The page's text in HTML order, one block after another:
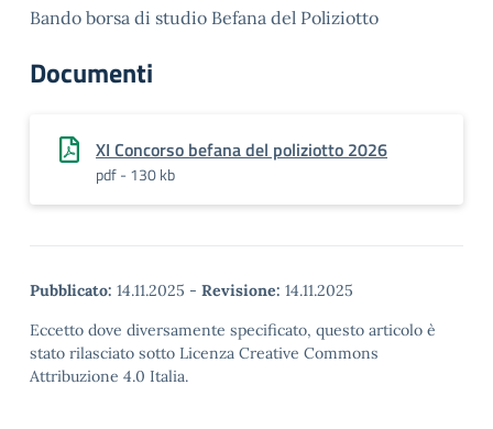
Bando borsa di studio Befana del Poliziotto
Documenti
XI Concorso befana del poliziotto 2026
pdf - 130 kb
Pubblicato: 14.11.2025 - Revisione: 14.11.2025
Eccetto dove diversamente specificato, questo articolo è
stato rilasciato sotto Licenza Creative Commons
Attribuzione 4.0 Italia.